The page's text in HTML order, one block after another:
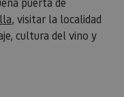
, visitar la localidad
cultura del vino y